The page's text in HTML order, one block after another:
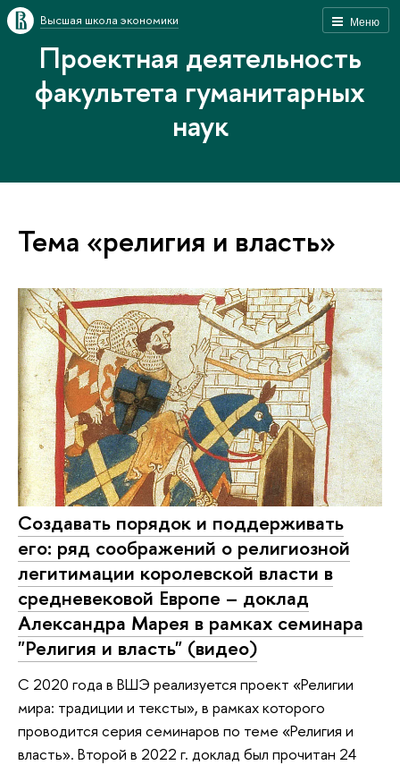
Меню
Высшая школа экономики
Проектная деятельность
факультета гуманитарных
наук
Тема «религия и власть»
Создавать порядок и поддерживать
его: ряд соображений о религиозной
легитимации королевской власти в
средневековой Европе – доклад
Александра Марея в рамках семинара
"Религия и власть" (видео)
С 2020 года в ВШЭ реализуется проект «Религии
мира: традиции и тексты», в рамках которого
проводится серия семинаров по теме «Религия и
власть». Второй в 2022 г. доклад был прочитан 24